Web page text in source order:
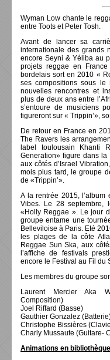
Wyman Low chante le
entre Toots et Peter Tosh.
Avant de lancer sa
internationale des grands
encore Seyni & Yéliba au
projets reggae en
bordelais sort en 2010 «
ses compositions sous
nouvelles rencontres et
plus de deux ans entre
s’entoure de musiciens
figureront sur « Trippin’»,
De retour en France en
The Ravers les
label toulousain Khanti
Generation» figure dans
aux côtés d’Israel
mois plus tard, le groupe
de «Trippin’».
A la rentrée 2015,
Vibes. Le 28 septembre,
«Holly Reggae ». Le jour
groupe entame une
Belleviloise à Paris. Eté
les plages de la côte
Reggae Sun Ska, aux
l’affiche de festivals
encore le Festival au Fil du
Les membres du groupe
Laurent Mercier Aka
Composition)
Joel Riffard (Basse)
Gauthier Gonzalez
Christophe Bissières
Charly Mussaute (Guitare-
Animations en